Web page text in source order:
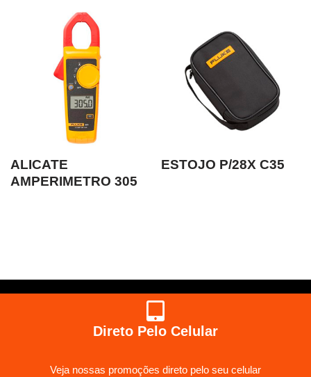
ALICATE
AMPERIMETRO 305
ESTOJO P/28X C35
Direto Pelo Celular
Veja nossas promoções direto pelo seu celular